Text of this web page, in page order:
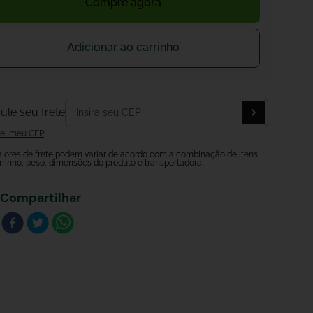
Adicionar ao carrinho
seu frete
meu CEP
de frete podem variar de acordo com a combinação de itens
peso, dimensões do produto e transportadora.
Compartilhar